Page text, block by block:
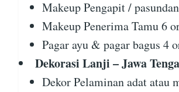
Makeup Pengapit /
Makeup Penerima Tamu 6
Pagar ayu & pagar bagus 4
Dekorasi Lanji – Jawa
Dekor Pelaminan adat atau